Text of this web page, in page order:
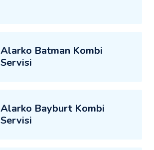
Alarko Batman Kombi
Servisi
Alarko Bayburt Kombi
Servisi